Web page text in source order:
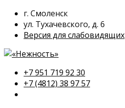
г. Смоленск
ул. Тухачевского, д. 6
Версия для слабовидящих
+7 951 719 92 30
+7 (4812) 38 97 57